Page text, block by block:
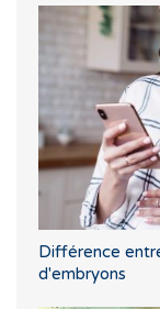
Différence
d'embryons